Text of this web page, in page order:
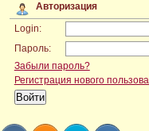
Авторизация
Login:
Пароль:
Забыли пароль?
Регистрация нового